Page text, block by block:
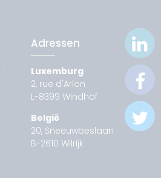
Adressen
Luxemburg
2, rue d'Arlon
L-8399 Windhof
België
20, Sneeuwbeslaan
B-2610 Wilrijk